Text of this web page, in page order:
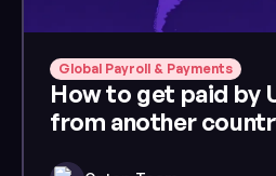
Global Payroll & Payments
How to get paid by
from another